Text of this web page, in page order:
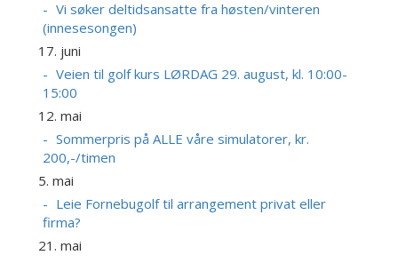
Vi søker deltidsansatte fra høsten/vinteren
(innesesongen)
17. juni
Veien til golf kurs LØRDAG 29. august, kl. 10:00-
15:00
12. mai
Sommerpris på ALLE våre simulatorer, kr.
200,-/timen
5. mai
Leie Fornebugolf til arrangement privat eller
firma?
21. mai